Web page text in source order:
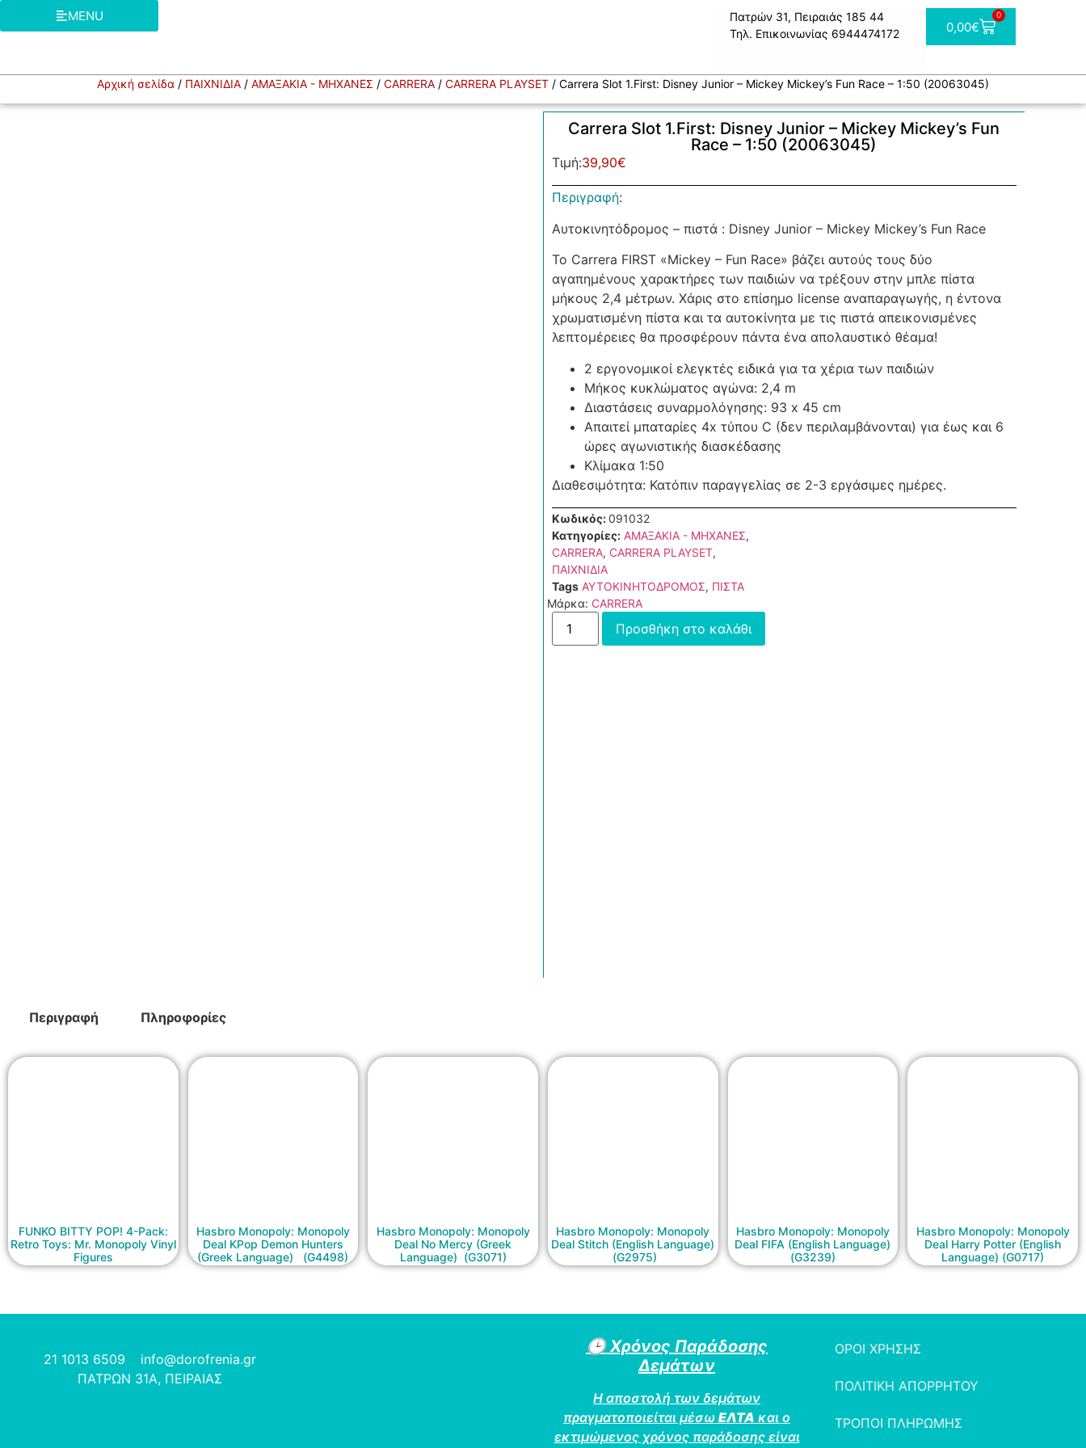
MENU
Πατρών 31, Πειραιάς 185 44
Τηλ. Επικοινωνίας 6944474172
0,00€
0
Αρχική σελίδα / ΠΑΙΧΝΙΔΙΑ / ΑΜΑΞΑΚΙΑ - ΜΗΧΑΝΕΣ / CARRERA / CARRERA PLAYSET / Carrera Slot 1.First: Disney Junior – Mickey Mickey’s Fun Race – 1:50 (20063045)
Carrera Slot 1.First: Disney Junior – Mickey Mickey’s Fun
Race – 1:50 (20063045)
Τιμή:39,90€
Περιγραφή:
Αυτοκινητόδρομος – πιστά : Disney Junior – Mickey Mickey’s Fun Race
Το Carrera FIRST «Mickey – Fun Race» βάζει αυτούς τους δύο
αγαπημένους χαρακτήρες των παιδιών να τρέξουν στην μπλε πίστα
μήκους 2,4 μέτρων. Χάρις στο επίσημο license αναπαραγωγής, η έντονα
χρωματισμένη πίστα και τα αυτοκίνητα με τις πιστά απεικονισμένες
λεπτομέρειες θα προσφέρουν πάντα ένα απολαυστικό θέαμα!
2 εργονομικοί ελεγκτές ειδικά για τα χέρια των παιδιών
Μήκος κυκλώματος αγώνα: 2,4 m
Διαστάσεις συναρμολόγησης: 93 x 45 cm
Απαιτεί μπαταρίες 4x τύπου C (δεν περιλαμβάνονται) για έως και 6
ώρες αγωνιστικής διασκέδασης
Κλίμακα 1:50
Διαθεσιμότητα: Κατόπιν παραγγελίας σε 2-3 εργάσιμες ημέρες.
Κωδικός:091032
Κατηγορίες: ΑΜΑΞΑΚΙΑ - ΜΗΧΑΝΕΣ,
CARRERA, CARRERA PLAYSET,
ΠΑΙΧΝΙΔΙΑ
Tags ΑΥΤΟΚΙΝΗΤΟΔΡΟΜΟΣ, ΠΙΣΤΑ
Μάρκα: CARRERA
Προσθήκη στο καλάθι
Περιγραφή Πληροφορίες
FUNKO BITTY POP! 4-Pack:
Retro Toys: Mr. Monopoly Vinyl
Figures
Hasbro Monopoly: Monopoly
Deal KPop Demon Hunters
(Greek Language) (G4498)
Hasbro Monopoly: Monopoly
Deal No Mercy (Greek
Language) (G3071)
Hasbro Monopoly: Monopoly
Deal Stitch (English Language)
(G2975)
Hasbro Monopoly: Monopoly
Deal FIFA (English Language)
(G3239)
Hasbro Monopoly: Monopoly
Deal Harry Potter (English
Language) (G0717)
21 1013 6509
info@dorofrenia.gr
ΠΑΤΡΩΝ 31Α, ΠΕΙΡΑΙΑΣ
🕒Χρόνος Παράδοσης
Δεμάτων
Η αποστολή των δεμάτων
πραγματοποιείται μέσω ΕΛΤΑ και ο
εκτιμώμενος χρόνος παράδοσης είναι
ΟΡΟΙ ΧΡΗΣΗΣ
ΠΟΛΙΤΙΚΗ ΑΠΟΡΡΗΤΟΥ
ΤΡΟΠΟΙ ΠΛΗΡΩΜΗΣ